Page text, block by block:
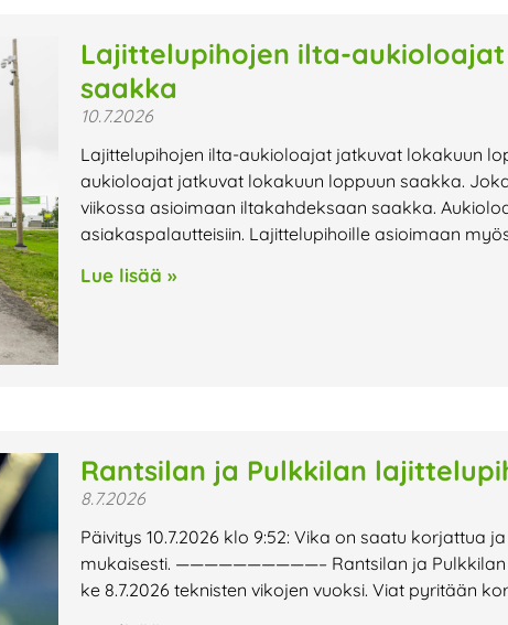
Lajittelupihojen ilta-
saakka
10.7.2026
Lajittelupihojen ilta-aukioloajat jatkuvat lokakuun
aukioloajat jatkuvat lokakuun loppuun saakka.
viikossa asioimaan iltakahdeksaan saakka.
asiakaspalautteisiin. Lajittelupihoille asioimaan
Lue lisää »
Rantsilan ja Pulkkilan
8.7.2026
Päivitys 10.7.2026 klo 9:52: Vika on saatu korjattua
mukaisesti. ——————————– Rantsilan ja Pulkkilan
ke 8.7.2026 teknisten vikojen vuoksi. Viat pyritään